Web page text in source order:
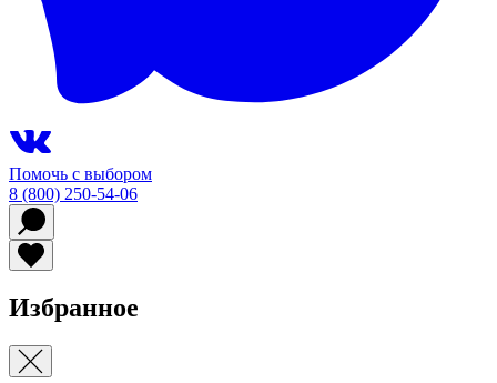
Помочь с выбором
8 (800) 250-54-06
Избранное